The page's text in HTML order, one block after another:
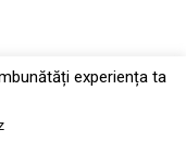
experiența ta